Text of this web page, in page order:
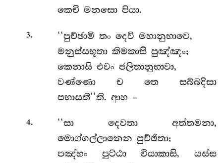
කෙචි මනසො පියා.
3.
‘‘පුච්ඡාමි තං දෙවි මහානුභාවෙ,
මනුස්සභූතා කිමකාසි පුඤ්ඤං;
කෙනාසි එවං ජලිතානුභාවා,
වණ්ණො ච තෙ සබ්බදිසා
පභාසතී’’ති. ආහ –
4.
‘‘සා දෙවතා අත්තමනා,
මොග්ගල්ලානෙන පුච්ඡිතා;
පඤ්හං පුට්ඨා වියාකාසි, යස්ස